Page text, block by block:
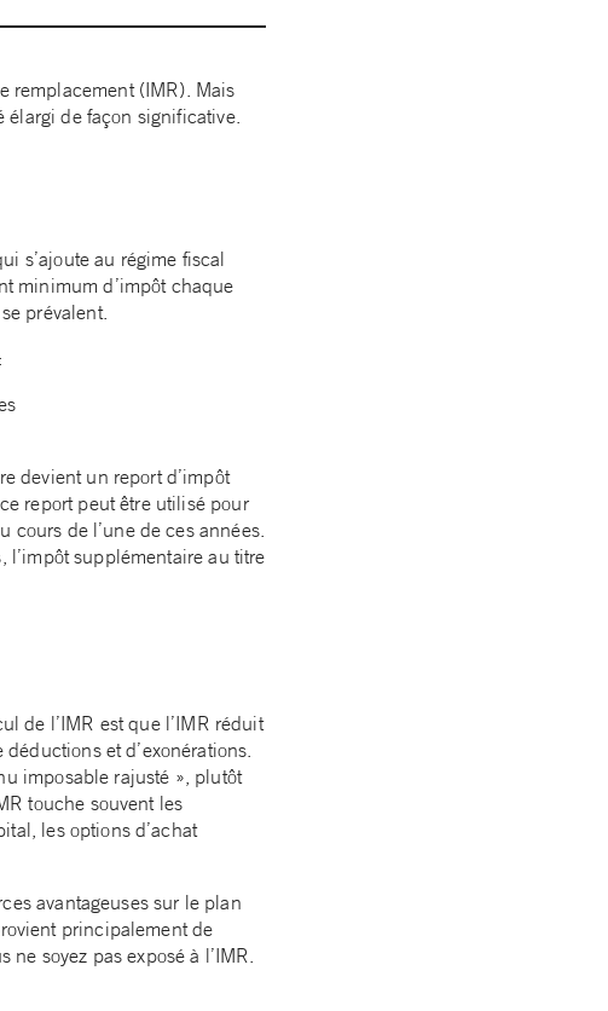
remplacement (IMR). Mais
de façon significative.
s’ajoute au régime fiscal
minimum d’impôt chaque
prévalent.
:
devient un report d’impôt
report peut être utilisé pour
cours de l’une de ces années.
l’impôt supplémentaire au titre
de l’IMR est que l’IMR réduit
et d’exonérations.
imposable rajusté », plutôt
touche souvent les
les options d’achat
avantageuses sur le plan
principalement de
soyez pas exposé à l’IMR.